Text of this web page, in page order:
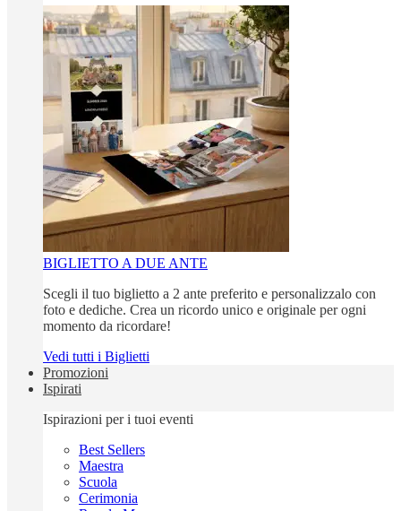
BIGLIETTO A DUE ANTE
Scegli il tuo biglietto a 2 ante preferito e personalizzalo con
foto e dediche. Crea un ricordo unico e originale per ogni
momento da ricordare!
Vedi tutti i Biglietti
Promozioni
Ispirati
Ispirazioni per i tuoi eventi
Best Sellers
Maestra
Scuola
Cerimonia